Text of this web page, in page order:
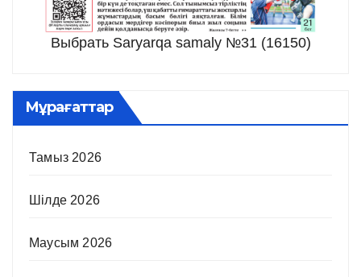
Выбрать Saryarqa samaly №31 (16150)
Мұрағаттар
Тамыз 2026
Шілде 2026
Маусым 2026